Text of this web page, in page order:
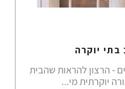
בתי יוקרה
- הרצון להראות שהבית
יוקרתית מי...